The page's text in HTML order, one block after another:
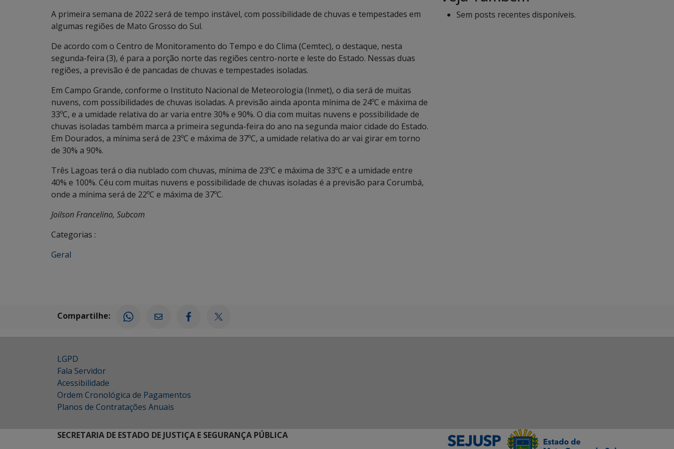
A primeira semana de 2022 será de tempo instável, com possibilidade de chuvas e tempestades em
algumas regiões de Mato Grosso do Sul.
De acordo com o Centro de Monitoramento do Tempo e do Clima (Cemtec), o destaque, nesta
segunda-feira (3), é para a porção norte das regiões centro-norte e leste do Estado. Nessas duas
regiões, a previsão é de pancadas de chuvas e tempestades isoladas.
Em Campo Grande, conforme o Instituto Nacional de Meteorologia (Inmet), o dia será de muitas
nuvens, com possibilidades de chuvas isoladas. A previsão ainda aponta mínima de 24ºC e máxima de
33ºC, e a umidade relativa do ar varia entre 30% e 90%. O dia com muitas nuvens e possibilidade de
chuvas isoladas também marca a primeira segunda-feira do ano na segunda maior cidade do Estado.
Em Dourados, a mínima será de 23ºC e máxima de 37ºC, a umidade relativa do ar vai girar em torno
de 30% a 90%.
Três Lagoas terá o dia nublado com chuvas, mínima de 23ºC e máxima de 33ºC e a umidade entre
40% e 100%. Céu com muitas nuvens e possibilidade de chuvas isoladas é a previsão para Corumbá,
onde a mínima será de 22ºC e máxima de 37ºC.
Joilson Francelino, Subcom
Categorias :
Geral
Sem posts recentes disponíveis.
Compartilhe:
LGPD
Fala Servidor
Acessibilidade
Ordem Cronológica de Pagamentos
Planos de Contratações Anuais
SECRETARIA DE ESTADO DE JUSTIÇA E SEGURANÇA PÚBLICA